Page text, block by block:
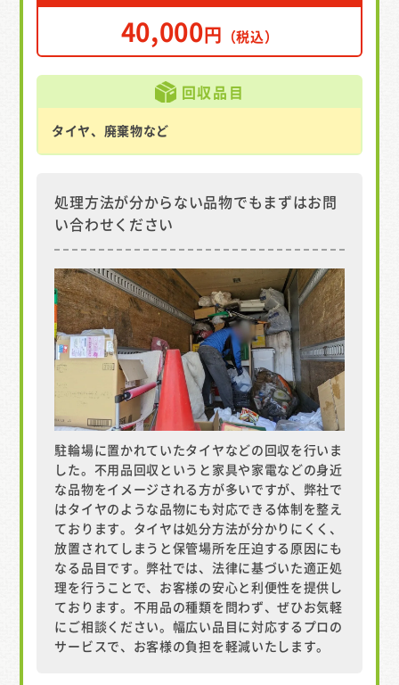
40,000円 （税込）
回収品目
タイヤ、廃棄物など
処理方法が分からない品物でもまずはお問
い合わせください
駐輪場に置かれていたタイヤなどの回収を行いま
した。不用品回収というと家具や家電などの身近
な品物をイメージされる方が多いですが、弊社で
はタイヤのような品物にも対応できる体制を整え
ております。タイヤは処分方法が分かりにくく、
放置されてしまうと保管場所を圧迫する原因にも
なる品目です。弊社では、法律に基づいた適正処
理を行うことで、お客様の安心と利便性を提供し
ております。不用品の種類を問わず、ぜひお気軽
にご相談ください。幅広い品目に対応するプロの
サービスで、お客様の負担を軽減いたします。